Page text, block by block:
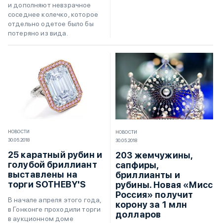
и дополняют невзрачное
соседнее колечко, которое
отдельно одетое было бы
потеряно из вида.
НОВОСТИ
30.05.2018
25 каратный рубин и
голубой бриллиант
выставлены на
торги SOTHEBY'S
В начале апреля этого года,
в Гонконге проходили торги
в аукционном доме
НОВОСТИ
30.05.2018
203 жемчужины,
сапфиры,
бриллианты и
рубины. Новая «Мисс
Россия» получит
корону за 1 млн
долларов